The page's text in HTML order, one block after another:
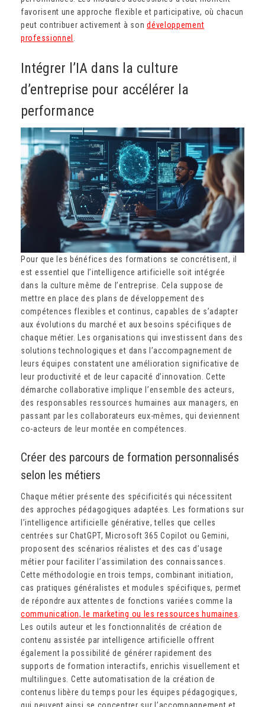
favorisent une approche flexible et participative, où chacun
peut contribuer activement à sondéveloppement
professionnel
Intégrer l’IA dans la culture
d’entreprise pour accélérer la
performance
Pour que les bénéfices des formations se concrétisent, il
est essentiel que l’intelligence artificielle soit intégrée
dans la culture même de l’entreprise. Cela suppose de
mettre en place des plans de développement des
compétences flexibles et continus, capables de s’adapter
aux évolutions du marché et aux besoins spécifiques de
chaque métier. Les organisations qui investissent dans des
solutions technologiques et dans l’accompagnement de
leurs équipes constatent une amélioration significative de
leur productivité et de leur capacité d’innovation. Cette
démarche collaborative implique l’ensemble des acteurs,
des responsables ressources humaines aux managers, en
passant par les collaborateurs eux-mêmes, qui deviennent
co-acteurs de leur montée en compétences.
Créer des parcours de formation personnalisés
selon les métiers
Chaque métier présente des spécificités qui nécessitent
des approches pédagogiques adaptées. Les formations sur
l’intelligence artificielle générative, telles que celles
centrées sur ChatGPT, Microsoft 365 Copilot ou Gemini,
proposent des scénarios réalistes et des cas d’usage
métier pour faciliter l’assimilation des connaissances.
Cette méthodologie en trois temps, combinant initiation,
cas pratiques généralistes et modules spécifiques, permet
de répondre aux attentes de fonctions variées comme la
communication, le marketing ou les ressources humaines.
Les outils auteur et les fonctionnalités de création de
contenu assistée par intelligence artificielle offrent
également la possibilité de générer rapidement des
supports de formation interactifs, enrichis visuellement et
multilingues. Cette automatisation de la création de
contenus libère du temps pour les équipes pédagogiques,